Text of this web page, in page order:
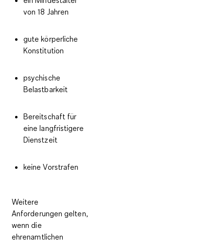
von 18 Jahren
gute körperliche
Konstitution
psychische
Belastbarkeit
Bereitschaft für
eine langfristigere
Dienstzeit
keine Vorstrafen
Weitere
Anforderungen gelten,
wenn die
ehrenamtlichen